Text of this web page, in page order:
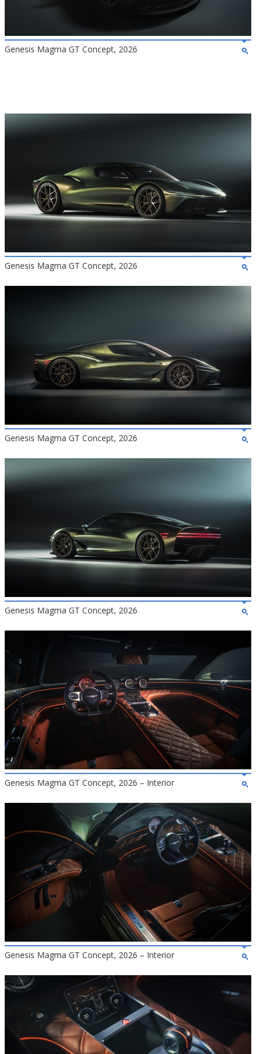
Genesis Magma GT Concept, 2026
Genesis Magma GT Concept, 2026
Genesis Magma GT Concept, 2026
Genesis Magma GT Concept, 2026
Genesis Magma GT Concept, 2026 – Interior
Genesis Magma GT Concept, 2026 – Interior